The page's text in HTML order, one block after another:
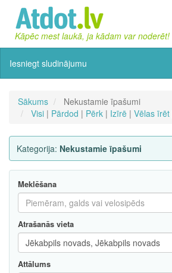
Kāpēc mest laukā, ja kādam var noderēt!
Iesniegt sludinājumu
Sākums
Nekustamie īpašumi
Visi | Pārdod | Pērk | Izīrē | Vēlas īrēt
Kategorija: Nekustamie īpašumi
Meklēšana
Atrašanās vieta
Attālums